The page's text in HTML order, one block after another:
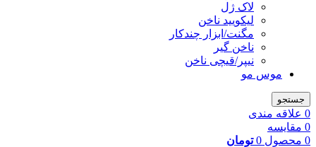
لاک ژل
لیکوييد ناخن
مگنت/ابزار چندکار
ناخن گیر
نیپر/قیچی ناخن
موس مو
جستجو
0 علاقه مندی
0 مقایسه
0 محصول 0 تومان